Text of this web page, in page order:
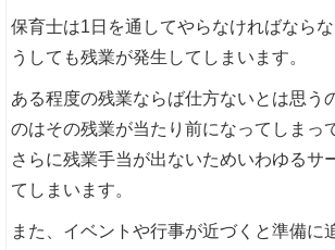
保育士は1日を通してやらなければなら
うしても残業が発生してしまいます。
ある程度の残業ならば仕方ないとは思う
のはその残業が当たり前になってしまっ
さらに残業手当が出ないためいわゆるサ
てしまいます。
また、イベントや行事が近づくと準備に